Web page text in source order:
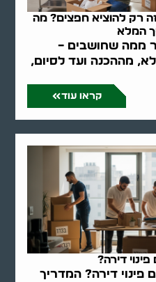
רק להוציא חפצים? מה
המלא
ממה שחושבים –
מההכנה ועד לסיום,
קראו עוד
דירה?
דירה? המדריך